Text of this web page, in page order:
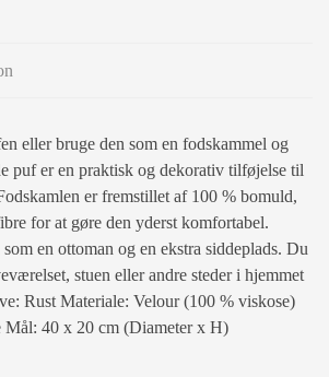
eller bruge den som en fodskammel og
puf er en praktisk og dekorativ tilføjelse til
er fremstillet af 100 % bomuld,
for at gøre den yderst komfortabel.
en ottoman og en ekstra siddeplads. Du
stuen eller andre steder i hjemmet
Rust Materiale: Velour (100 % viskose)
40 x 20 cm (Diameter x H)